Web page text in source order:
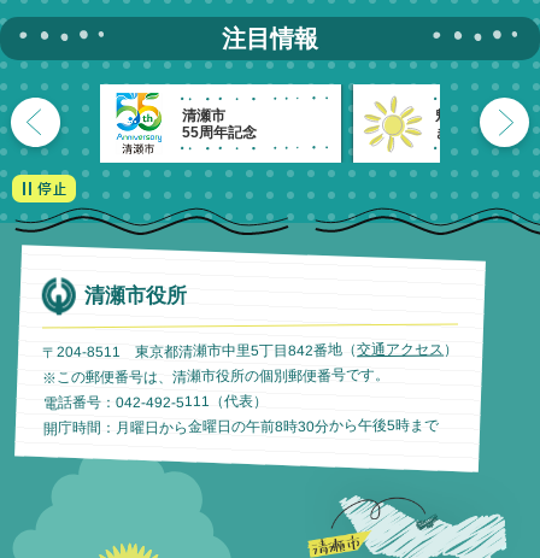
注目情報
清瀬市
55周年記念
魅力発信！
きよせのーと。
清瀬市役所
〒204-8511 東京都清瀬市中里5丁目842番地（交通アクセス ）
※この郵便番号は、清瀬市役所の個別郵便番号です。
電話番号：042-492-5111（代表）
開庁時間：月曜日から金曜日の午前8時30分から午後5時まで